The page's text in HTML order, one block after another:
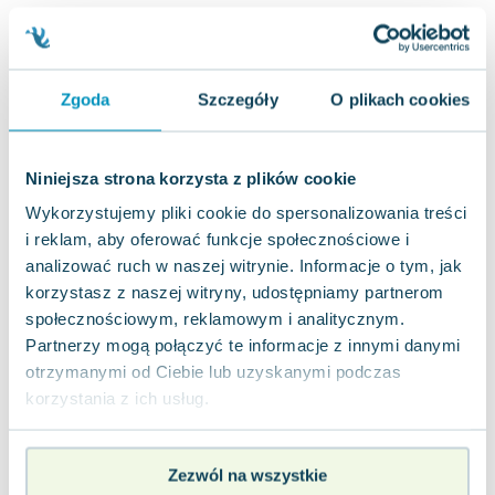
Zgoda Szczegóły O plikach cookies
Niniejsza strona korzysta z plików cookie
Wykorzystujemy pliki cookie do spersonalizowania treści
i reklam, aby oferować funkcje społecznościowe i
analizować ruch w naszej witrynie. Informacje o tym, jak
korzystasz z naszej witryny, udostępniamy partnerom
społecznościowym, reklamowym i analitycznym.
Partnerzy mogą połączyć te informacje z innymi danymi
otrzymanymi od Ciebie lub uzyskanymi podczas
korzystania z ich usług.
Zezwól na wszystkie
Jan Sztaudynger
Aleksander Puszkin
Oscar Wilde
Małgorzata Ohme
Leszek Czarnecki
Joanna Racewicz
Maria Seweryn
Janina Zającówna
Eric Helms
Anna Prus (oprac.)
Nela Mała Reporterka
Agnieszka Maciąg
Terry Pratchett